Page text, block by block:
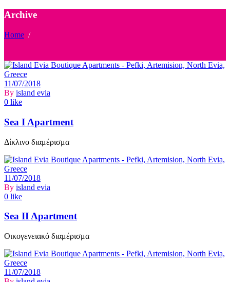
Archive
Home /
11/07/2018
By island evia
0 like
Sea I Apartment
Δίκλινο διαμέρισμα
11/07/2018
By island evia
0 like
Sea II Apartment
Οικογενειακό διαμέρισμα
11/07/2018